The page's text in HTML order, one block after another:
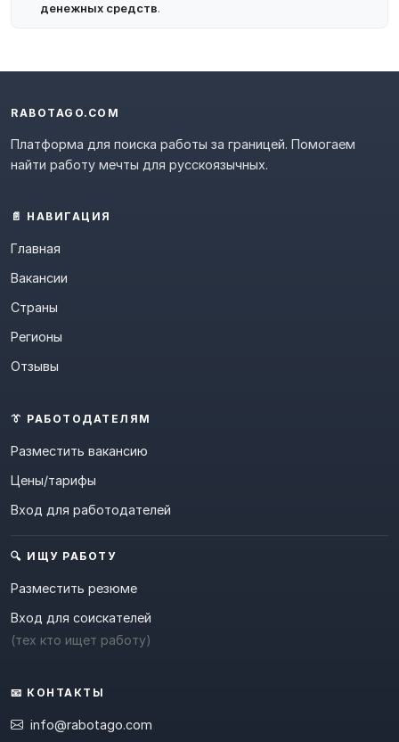
денежных средств.
RABOTAGO.COM
Платформа для поиска работы за границей. Помогаем
найти работу мечты для русскоязычных.
📄 НАВИГАЦИЯ
Главная
Вакансии
Страны
Регионы
Отзывы
👔 РАБОТОДАТЕЛЯМ
Разместить вакансию
Цены/тарифы
Вход для работодателей
🔍 ИЩУ РАБОТУ
Разместить резюме
Вход для соискателей
(тех кто ищет работу)
📧 КОНТАКТЫ
info@rabotago.com